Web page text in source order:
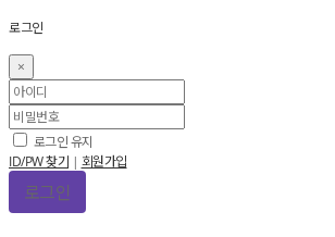
로그인
×
로그인 유지
ID/PW 찾기 | 회원가입